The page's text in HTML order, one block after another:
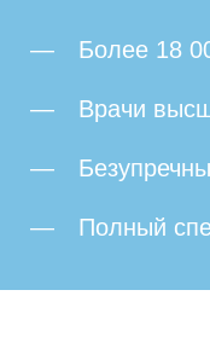
Более 18
Врачи
Полный